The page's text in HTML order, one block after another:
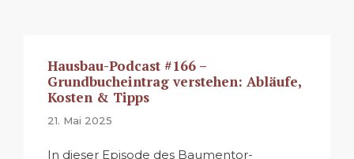
Hausbau-Podcast #166 –
Grundbucheintrag verstehen: Abläufe,
Kosten & Tipps
21. Mai 2025
In dieser Episode des Baumentor-